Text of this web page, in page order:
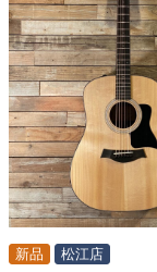
新品 松江店